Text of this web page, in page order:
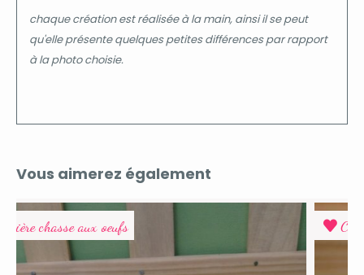
chaque création est réalisée à la main, ainsi il se peut
qu'elle présente quelques petites différences par rapport
à la photo choisie.
Vous aimerez également
Top Vente